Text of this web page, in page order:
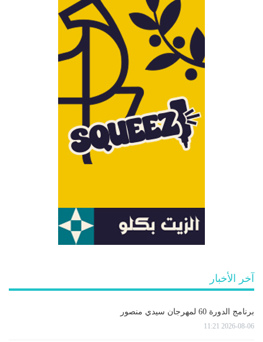
آخر الأخبار
برنامج الدورة 60 لمهرجان سيدي منصور
2026-08-06 11:21